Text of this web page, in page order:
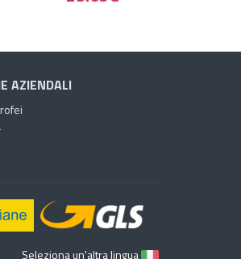
AZIENDALI
Seleziona un'altra lingua